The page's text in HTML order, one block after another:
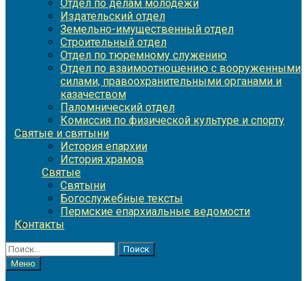
Отдел по делам молодежи
Издательский отдел
Земельно-имущественный отдел
Строительный отдел
Отдел по тюремному служению
Отдел по взаимоотношению с вооруженными
силами, правоохранительными органами и
казачеством
Паломнический отдел
Комиссия по физической культуре и спорту
Святые и святыни
История епархии
История храмов
Святые
Святыни
Богослужебные тексты
Пермские епархиальные ведомости
Контакты
Найти:
Меню